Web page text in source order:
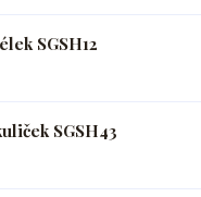
SGSH12
SGSH43